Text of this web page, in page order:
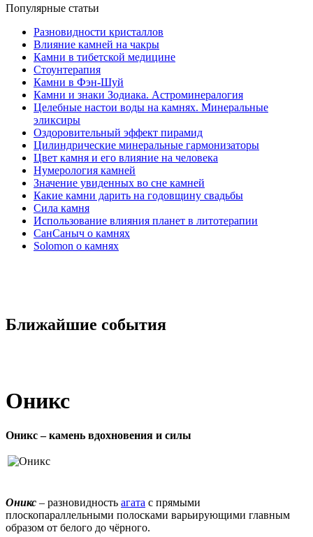
Популярные статьи
Разновидности кристаллов
Влияние камней на чакры
Камни в тибетской медицине
Стоунтерапия
Камни в Фэн-Шуй
Камни и знаки Зодиака. Астроминералогия
Целебные настои воды на камнях. Минеральные
эликсиры
Оздоровительный эффект пирамид
Цилиндрические минеральные гармонизаторы
Цвет камня и его влияние на человека
Нумерология камней
Значение увиденных во сне камней
Какие камни дарить на годовщину свадьбы
Cила камня
Использование влияния планет в литотерапии
СанСаныч о камнях
Solomon о камнях
Ближайшие события
Оникс
Оникс – камень вдохновения и силы
Оникс – разновидность агата с прямыми
плоскопараллельными полосками варьирующими главным
образом от белого до чёрного.